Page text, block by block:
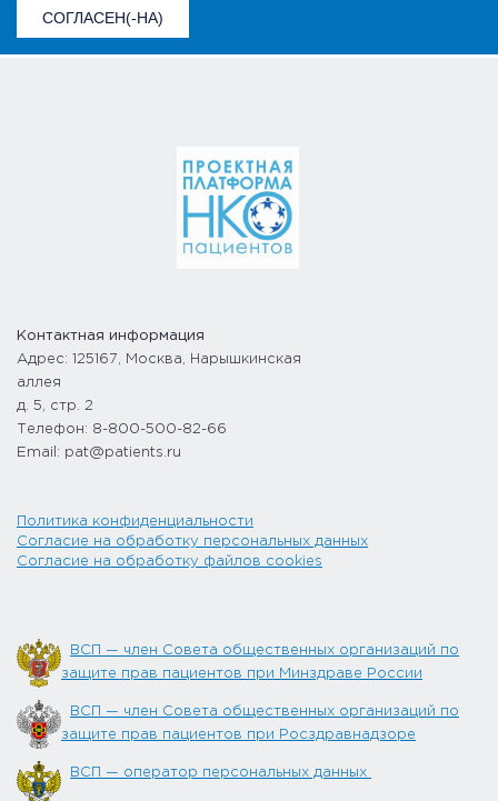
СОГЛАСЕН(-НА)
Контактная информация
Адрес: 125167, Москва, Нарышкинская
аллея
д. 5, стр. 2
Телефон: 8-800-500-82-66
Email: pat@patients.ru
Политика конфиденциальности
Согласие на обработку персональных данных
Согласие на обработку файлов cookies
ВСП — член Совета общественных организаций по
защите прав пациентов при Минздраве России
ВСП — член Совета общественных организаций по
защите прав пациентов при Росздравнадзоре
ВСП — оператор персональных данных